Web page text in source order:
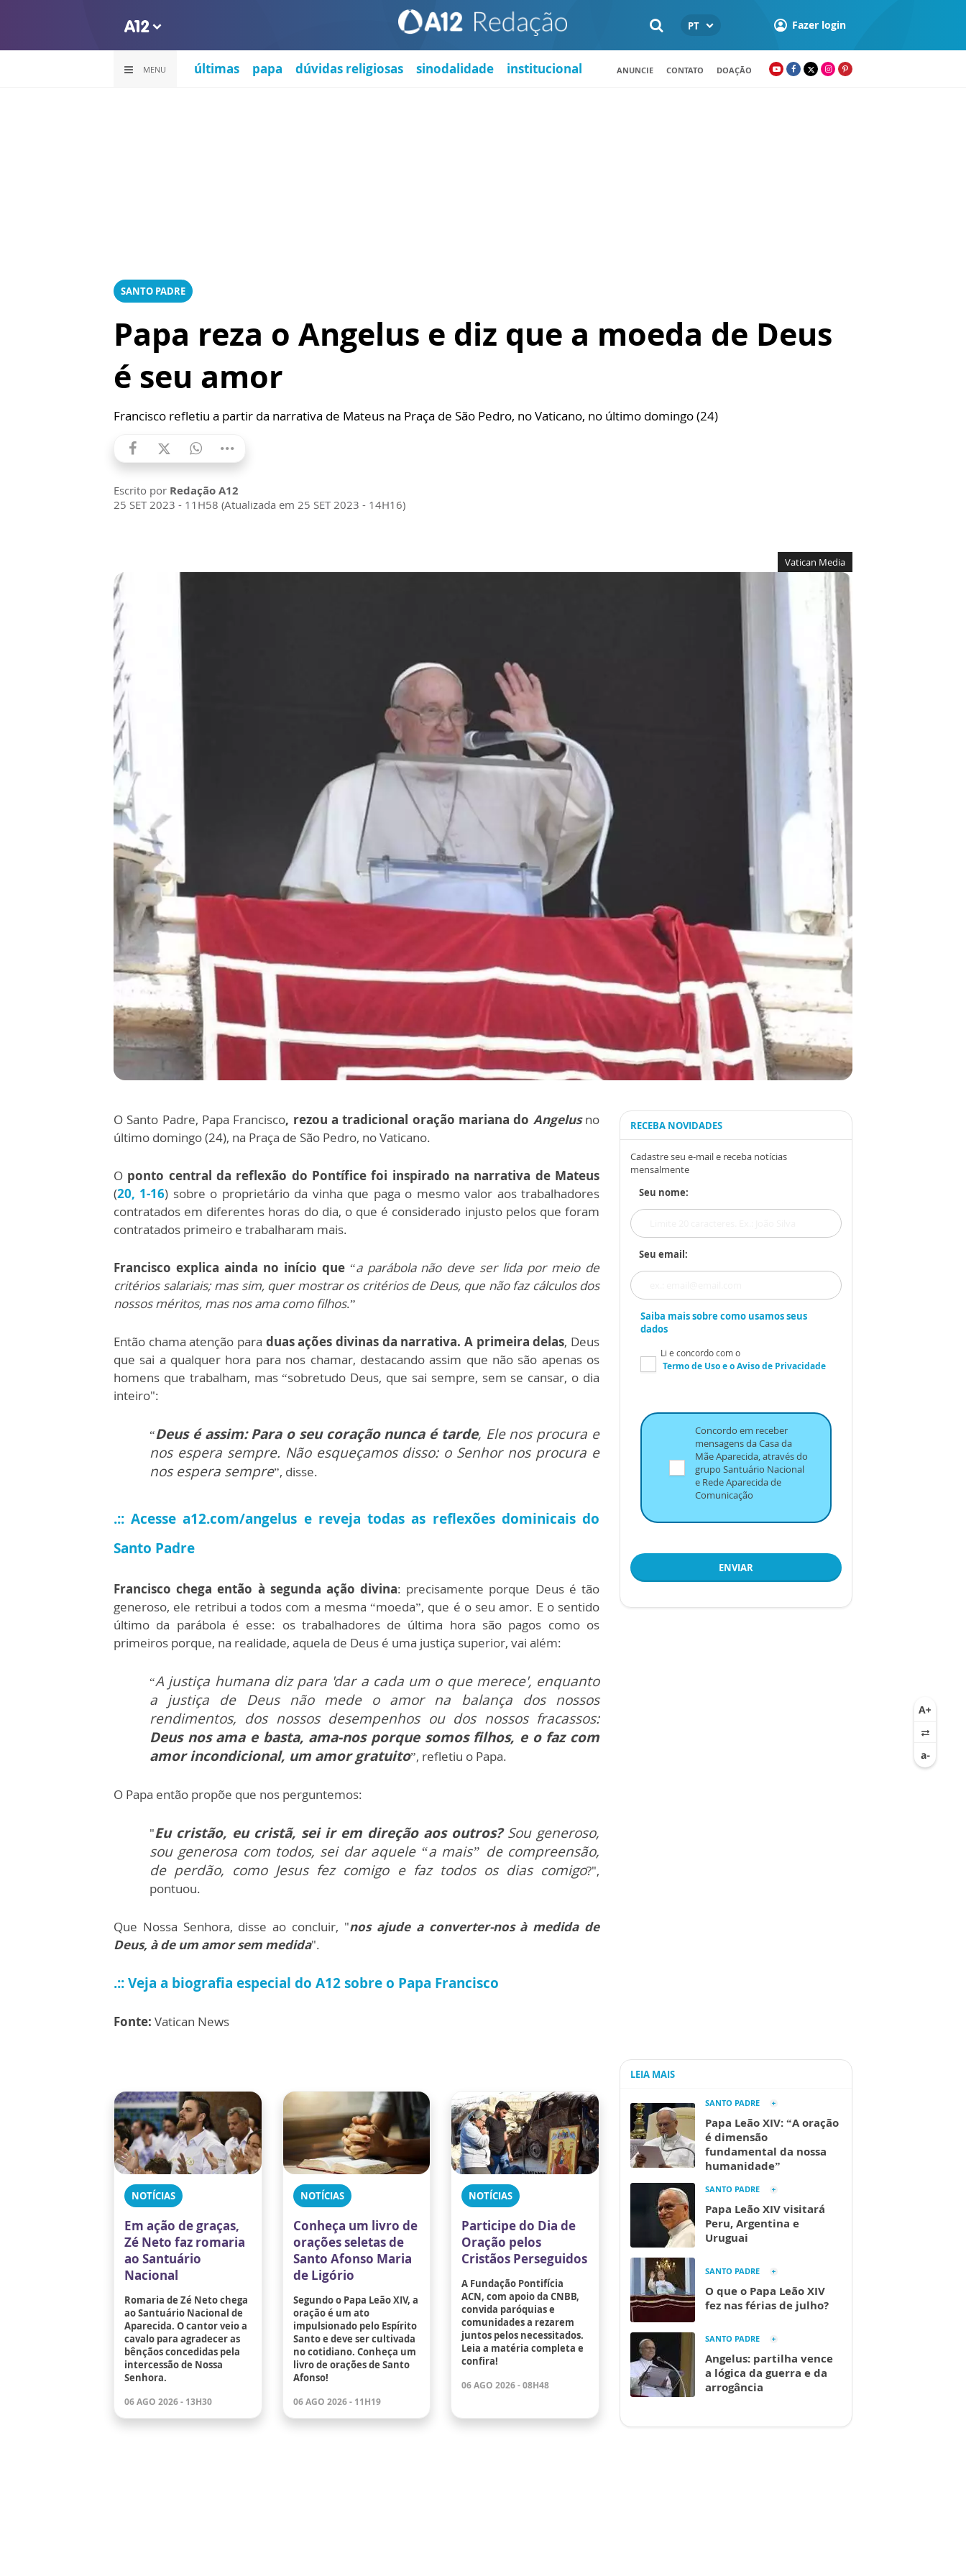
PT Fazer login
MENU últimas papa dúvidas religiosas sinodalidade institucional ANUNCIE CONTATO DOAÇÃO
SANTO PADRE
Papa reza o Angelus e diz que a moeda de Deus
é seu amor
Francisco refletiu a partir da narrativa de Mateus na Praça de São Pedro, no Vaticano, no último domingo (24)
Escrito por Redação A12
25 SET 2023 - 11H58 (Atualizada em 25 SET 2023 - 14H16)
Vatican Media
O Santo Padre, Papa Francisco, rezou a tradicional oração mariana do Angelusno
último domingo (24), na Praça de São Pedro, no Vaticano.
O ponto central da reflexão do Pontífice foi inspirado na narrativa de Mateus
(20, 1-16) sobre o proprietário da vinha que paga o mesmo valor aos trabalhadores
contratados em diferentes horas do dia, o que é considerado injusto pelos que foram
contratados primeiro e trabalharam mais.
Francisco explica ainda no início que“a parábola não deve ser lida por meio de
critérios salariais; mas sim, quer mostrar os critérios de Deus, que não faz cálculos dos
nossos méritos, mas nos ama como filhos.”
Então chama atenção para duas ações divinas da narrativa. A primeira delas, Deus
que sai a qualquer hora para nos chamar, destacando assim que não são apenas os
homens que trabalham, mas “sobretudo Deus, que sai sempre, sem se cansar, o dia
inteiro":
“Deus é assim: Para o seu coração nunca é tarde, Ele nos procura e
nos espera sempre. Não esqueçamos disso: o Senhor nos procura e
nos espera sempre”, disse.
.:: Acesse a12.com/angelus e reveja todas as reflexões dominicais do
Santo Padre
Francisco chega então à segunda ação divina: precisamente porque Deus é tão
generoso, ele retribui a todos com a mesma “moeda”, que é o seu amor. E o sentido
último da parábola é esse: os trabalhadores de última hora são pagos como os
primeiros porque, na realidade, aquela de Deus é uma justiça superior, vai além:
“A justiça humana diz para 'dar a cada um o que merece', enquanto
a justiça de Deus não mede o amor na balança dos nossos
rendimentos, dos nossos desempenhos ou dos nossos fracassos:
Deus nos ama e basta, ama-nos porque somos filhos, e o faz com
amor incondicional, um amor gratuito”, refletiu o Papa.
O Papa então propõe que nos perguntemos:
"Eu cristão, eu cristã, sei ir em direção aos outros?Sou generoso,
sou generosa com todos, sei dar aquele “a mais” de compreensão,
de perdão, como Jesus fez comigo e faz todos os dias comigo?",
pontuou.
Que Nossa Senhora, disse ao concluir, "nos ajude a converter-nos à medida de
Deus, à de um amor sem medida".
.:: Veja a biografia especial do A12 sobre o Papa Francisco
Fonte: Vatican News
NOTÍCIAS
Em ação de graças,
Zé Neto faz romaria
ao Santuário
Nacional
Romaria de Zé Neto chega
ao Santuário Nacional de
Aparecida. O cantor veio a
cavalo para agradecer as
bênçãos concedidas pela
intercessão de Nossa
Senhora.
06 AGO 2026 - 13H30
NOTÍCIAS
Conheça um livro de
orações seletas de
Santo Afonso Maria
de Ligório
Segundo o Papa Leão XIV, a
oração é um ato
impulsionado pelo Espírito
Santo e deve ser cultivada
no cotidiano. Conheça um
livro de orações de Santo
Afonso!
06 AGO 2026 - 11H19
NOTÍCIAS
Participe do Dia de
Oração pelos
Cristãos Perseguidos
A Fundação Pontifícia
ACN, com apoio da CNBB,
convida paróquias e
comunidades a rezarem
juntos pelos necessitados.
Leia a matéria completa e
confira!
06 AGO 2026 - 08H48
RECEBA NOVIDADES
Cadastre seu e-mail e receba notícias
mensalmente
Seu nome:
Seu email:
Saiba mais sobre como usamos seus
dados
Li e concordo com o
Termo de Usoe oAviso de Privacidade
Concordo em receber
mensagens da Casa da
Mãe Aparecida, através do
grupo Santuário Nacional
e Rede Aparecida de
Comunicação
ENVIAR
LEIA MAIS
SANTO PADRE
Papa Leão XIV: “A oração
é dimensão
fundamental da nossa
humanidade”
SANTO PADRE
Papa Leão XIV visitará
Peru, Argentina e
Uruguai
SANTO PADRE
O que o Papa Leão XIV
fez nas férias de julho?
SANTO PADRE
Angelus: partilha vence
a lógica da guerra e da
arrogância